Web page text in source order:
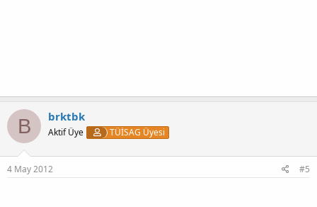
B brktbk
Aktif Üye TÜİSAG Üyesi
4 May 2012 #5